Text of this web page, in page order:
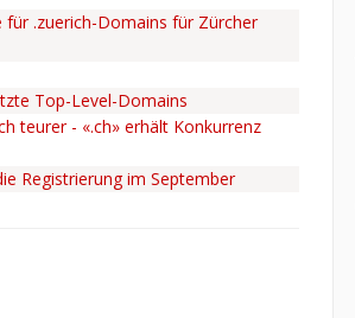
.zuerich-Domains für Zürcher
Top-Level-Domains
teurer - «.ch» erhält Konkurrenz
Registrierung im September